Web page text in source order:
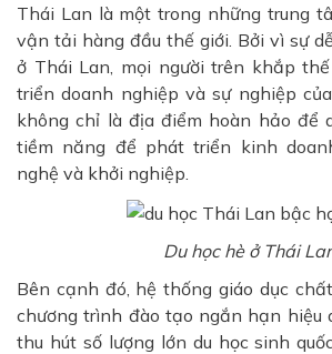
Thái Lan là một trong những trung
vận tải hàng đầu thế giới. Bởi vì sự
ở Thái Lan, mọi người trên khắp
triển doanh nghiệp và sự nghiệp
không chỉ là địa điểm hoàn hảo để
tiềm năng để phát triển kinh
nghệ và khởi nghiệp.
Du học hè ở Thái
Bên cạnh đó, hệ thống giáo dục
chương trình đào tạo ngắn hạn hiệu
thu hút số lượng lớn du học sinh